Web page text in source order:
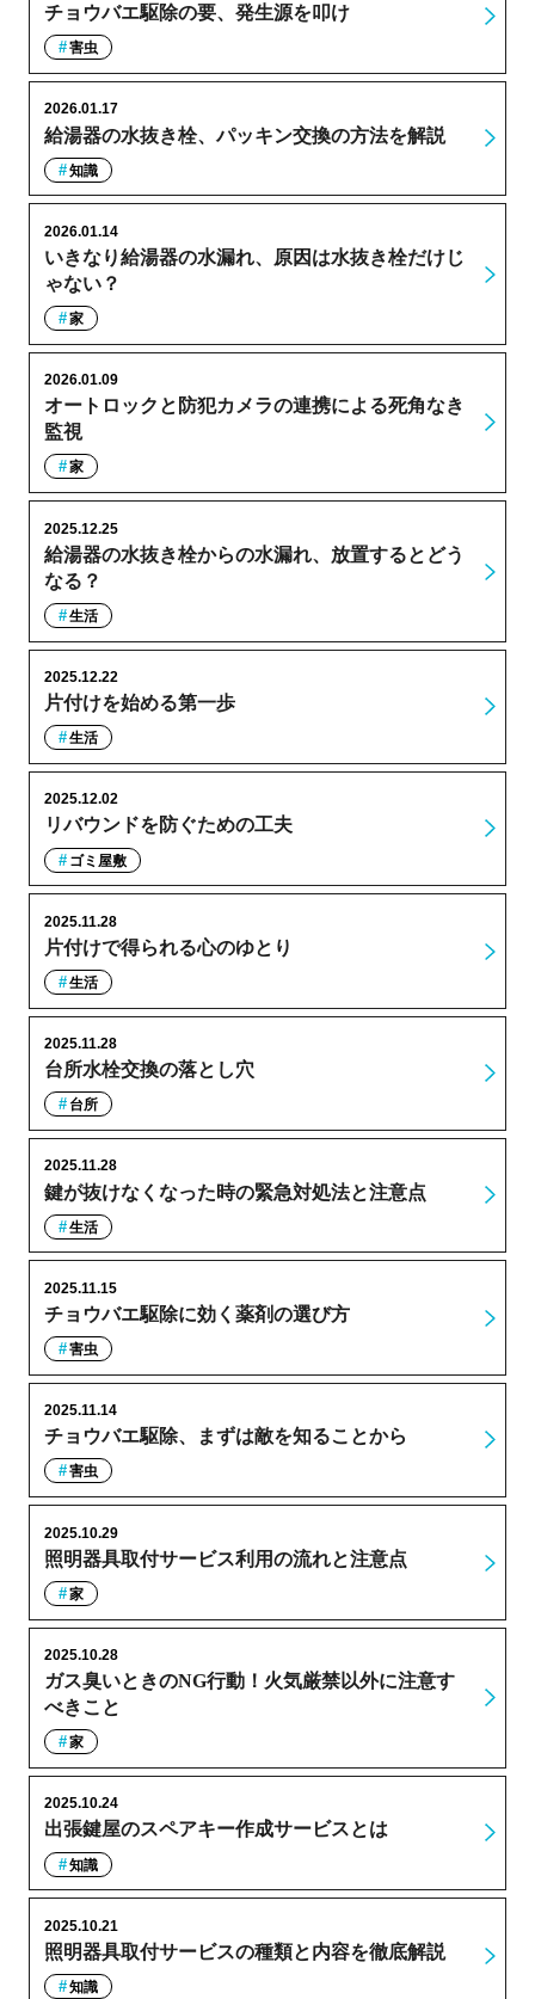
チョウバエ駆除の要、発生源を叩け
害虫
給湯器の水抜き栓、パッキン交換の方法を解説
2026.01.17
知識
いきなり給湯器の水漏れ、原因は水抜き栓だけじ
ゃない？
2026.01.14
家
オートロックと防犯カメラの連携による死角なき
監視
2026.01.09
家
給湯器の水抜き栓からの水漏れ、放置するとどう
なる？
2025.12.25
生活
片付けを始める第一歩
2025.12.22
生活
リバウンドを防ぐための工夫
2025.12.02
ゴミ屋敷
片付けで得られる心のゆとり
2025.11.28
生活
台所水栓交換の落とし穴
2025.11.28
台所
鍵が抜けなくなった時の緊急対処法と注意点
2025.11.28
生活
チョウバエ駆除に効く薬剤の選び方
2025.11.15
害虫
チョウバエ駆除、まずは敵を知ることから
2025.11.14
害虫
照明器具取付サービス利用の流れと注意点
2025.10.29
家
ガス臭いときのNG行動！火気厳禁以外に注意す
べきこと
2025.10.28
家
出張鍵屋のスペアキー作成サービスとは
2025.10.24
知識
照明器具取付サービスの種類と内容を徹底解説
2025.10.21
知識